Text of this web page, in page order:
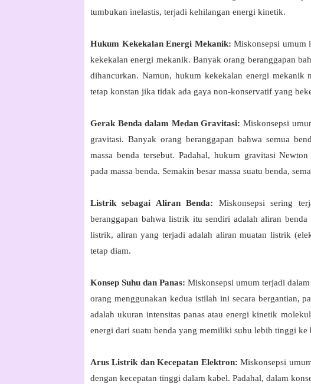
tumbukan inelastis, terjadi kehilangan energi kinetik.
Hukum Kekekalan Energi Mekanik: Miskonsepsi umum
kekekalan energi mekanik. Banyak orang beranggapan
dihancurkan. Namun, hukum kekekalan energi mekanik
tetap konstan jika tidak ada gaya non-konservatif yang
Gerak Benda dalam Medan Gravitasi: Miskonsepsi
gravitasi. Banyak orang beranggapan bahwa semua
massa benda tersebut. Padahal, hukum gravitasi
pada massa benda. Semakin besar massa suatu benda,
Listrik sebagai Aliran Benda: Miskonsepsi sering
beranggapan bahwa listrik itu sendiri adalah aliran
listrik, aliran yang terjadi adalah aliran muatan listrik
tetap diam.
Konsep Suhu dan Panas: Miskonsepsi umum terjadi
orang menggunakan kedua istilah ini secara bergantian,
adalah ukuran intensitas panas atau energi kinetik
energi dari suatu benda yang memiliki suhu lebih tinggi
Arus Listrik dan Kecepatan Elektron: Miskonsepsi
dengan kecepatan tinggi dalam kabel. Padahal, dalam